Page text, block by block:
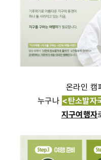
온라인 캠
누구나 <탄소발자
지구여행자